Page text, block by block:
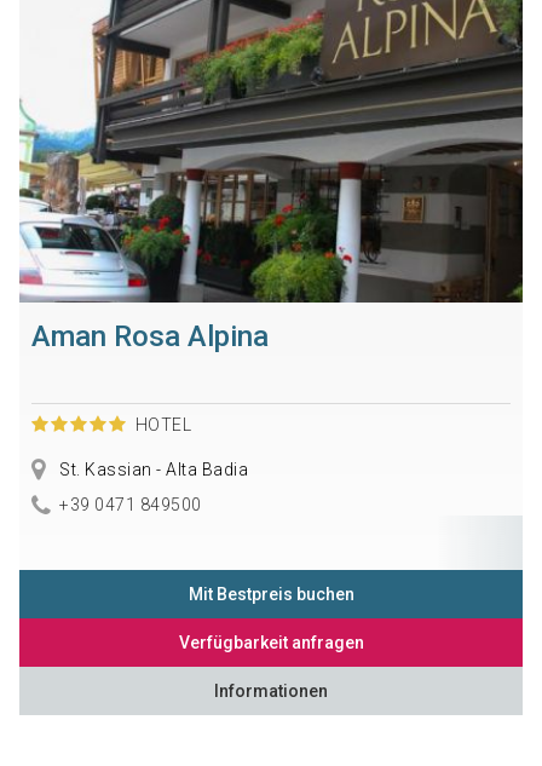
Aman Rosa Alpina
HOTEL
St. Kassian - Alta Badia
+39 0471 849500
Mit Bestpreis buchen
Verfügbarkeit anfragen
Informationen